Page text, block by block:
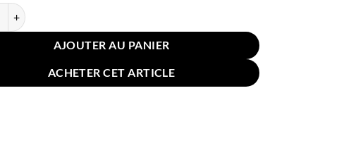
Coussin pour Sol Chaise Motif Éléphants Bleu Blanc 58cm
AJOUTER AU PANIER
ACHETER CET ARTICLE